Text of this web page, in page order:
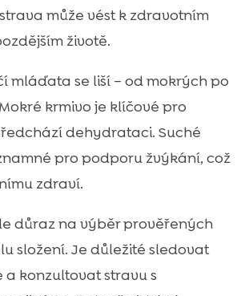
může vést k zdravotním
životě.
mláďata se liší – od mokrých po
krmivo je klíčové pro
dehydrataci. Suché
pro podporu žvýkání, což
zdraví.
důraz na výběr prověřených
složení. Je důležité sledovat
konzultovat stravu s